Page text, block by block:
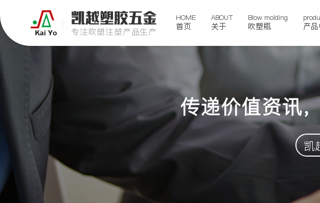
凯越塑胶五金
专注吹塑注塑产品生产
HOME
首页
ABOUT
关于
Blow molding
吹塑瓶 产
传递价值资讯
凯